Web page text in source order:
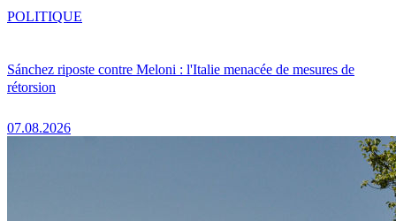
Sánchez riposte contre Meloni : l'Italie menacée de mesures de
rétorsion
07.08.2026
POLITIQUE